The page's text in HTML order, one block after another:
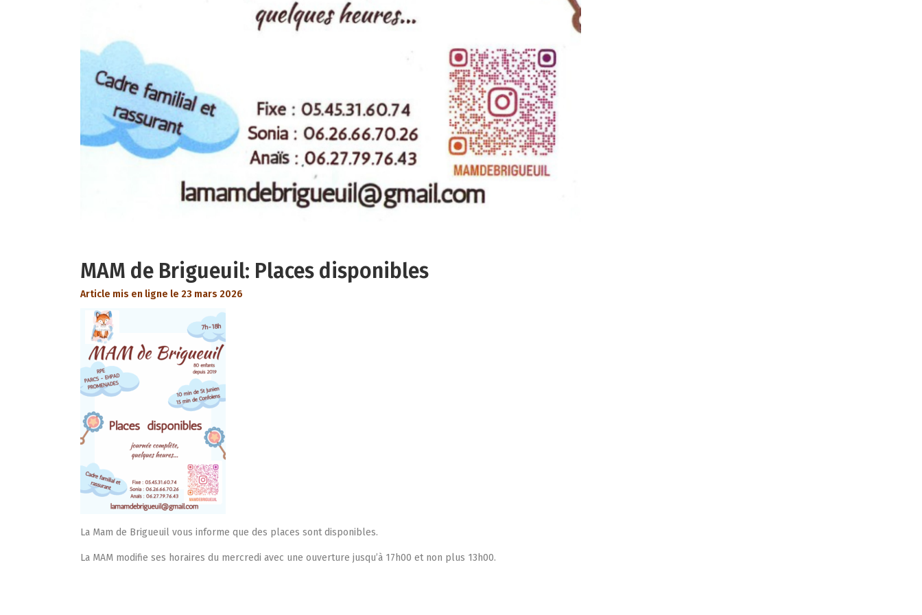
MAM de Brigueuil: Places disponibles
Article mis en ligne le 23 mars 2026
La Mam de Brigueuil vous informe que des places sont disponibles.
La MAM modifie ses horaires du mercredi avec une ouverture jusqu’à 17h00 et non plus 13h00.